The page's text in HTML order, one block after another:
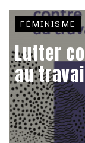
FÉMINISME
Lutter
au